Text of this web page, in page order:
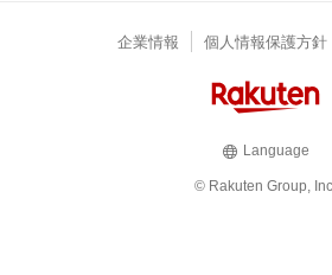
企業情報 個人情報保護方針
Language
© Rakuten Group, Inc.